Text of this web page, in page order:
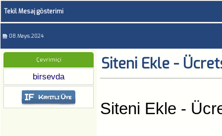
Tekil Mesaj gösterimi
08.Mayıs.2024
Çevrimiçi
birsevda
Siteni Ekle -
Siteni Ekle -